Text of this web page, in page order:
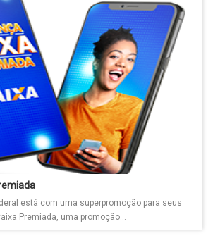
está com uma superpromoção para seus
Premiada, uma promoção...